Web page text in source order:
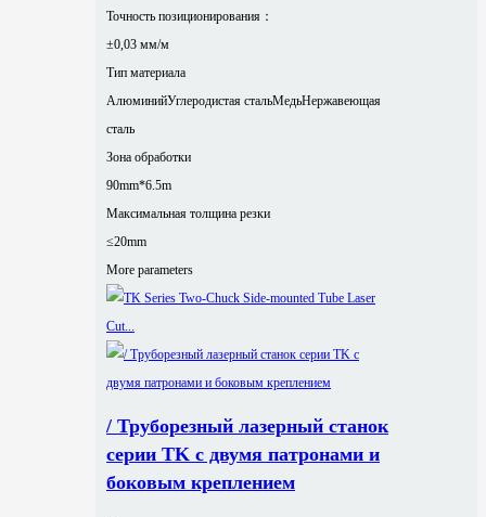
Точность позиционирования：
±0,03 мм/м
Тип материала
АлюминийУглеродистая стальМедьНержавеющая
сталь
Зона обработки
90mm*6.5m
Максимальная толщина резки
≤20mm
More parameters
/ Труборезный лазерный станок
серии TK с двумя патронами и
боковым креплением